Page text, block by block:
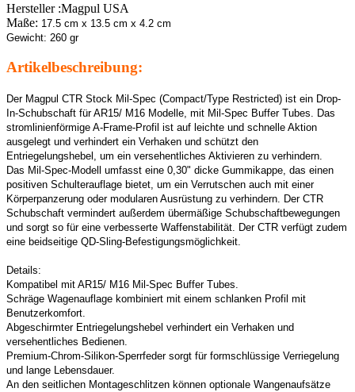
Hersteller :Magpul USA
Maße: 17.5 cm x 13.5 cm x 4.2 cm
Gewicht: 260 gr
Artikelbeschreibung:
Der Magpul CTR Stock Mil-Spec (Compact/Type Restricted) ist ein Drop-
In-Schubschaft für AR15/ M16 Modelle, mit Mil-Spec Buffer Tubes. Das
stromlinienförmige A-Frame-Profil ist auf leichte und schnelle Aktion
ausgelegt und verhindert ein Verhaken und schützt den
Entriegelungshebel, um ein versehentliches Aktivieren zu verhindern.
Das Mil-Spec-Modell umfasst eine 0,30" dicke Gummikappe, das einen
positiven Schulterauflage bietet, um ein Verrutschen auch mit einer
Körperpanzerung oder modularen Ausrüstung zu verhindern. Der CTR
Schubschaft vermindert außerdem übermäßige Schubschaftbewegungen
und sorgt so für eine verbesserte Waffenstabilität. Der CTR verfügt zudem
eine beidseitige QD-Sling-Befestigungsmöglichkeit.
Details:
Kompatibel mit AR15/ M16 Mil-Spec Buffer Tubes.
Schräge Wagenauflage kombiniert mit einem schlanken Profil mit
Benutzerkomfort.
Abgeschirmter Entriegelungshebel verhindert ein Verhaken und
versehentliches Bedienen.
Premium-Chrom-Silikon-Sperrfeder sorgt für formschlüssige Verriegelung
und lange Lebensdauer.
An den seitlichen Montageschlitzen können optionale Wangenaufsätze